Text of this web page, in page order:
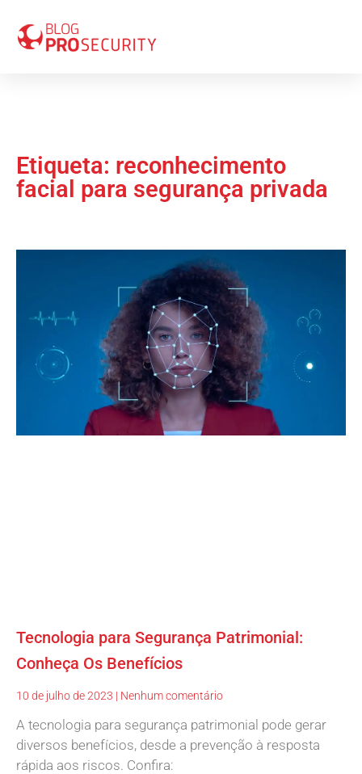
Etiqueta: reconhecimento
facial para segurança privada
Tecnologia para Segurança Patrimonial:
Conheça Os Benefícios
10 de julho de 2023 Nenhum comentário
A tecnologia para segurança patrimonial pode gerar
diversos benefícios, desde a prevenção à resposta
rápida aos riscos. Confira: